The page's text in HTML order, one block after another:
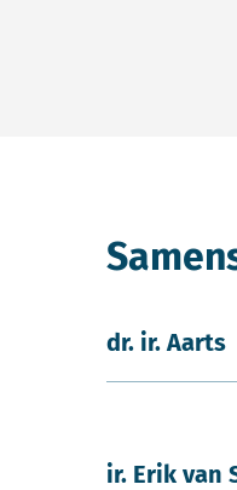
dr. ir. Aarts
ir. Erik van